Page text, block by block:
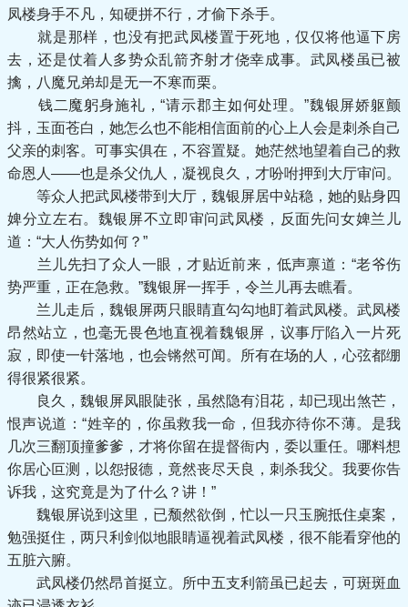
凤楼身手不凡，知硬拼不行，才偷下杀手。
就是那样，也没有把武凤楼置于死地，仅仅将他逼下房
去，还是仗着人多势众乱箭齐射才侥幸成事。武凤楼虽已被
擒，八魔兄弟却是无一不寒而栗。
钱二魔躬身施礼，“请示郡主如何处理。”魏银屏娇躯颤
抖，玉面苍白，她怎么也不能相信面前的心上人会是刺杀自己
父亲的刺客。可事实俱在，不容置疑。她茫然地望着自己的救
命恩人——也是杀父仇人，凝视良久，才吩咐押到大厅审问。
等众人把武凤楼带到大厅，魏银屏居中站稳，她的贴身四
婢分立左右。魏银屏不立即审问武凤楼，反面先问女婢兰儿
道：“大人伤势如何？”
兰儿先扫了众人一眼，才贴近前来，低声禀道：“老爷伤
势严重，正在急救。”魏银屏一挥手，令兰儿再去瞧看。
兰儿走后，魏银屏两只眼睛直勾勾地盯着武凤楼。武凤楼
昂然站立，也毫无畏色地直视着魏银屏，议事厅陷入一片死
寂，即使一针落地，也会锵然可闻。所有在场的人，心弦都绷
得很紧很紧。
良久，魏银屏凤眼陡张，虽然隐有泪花，却已现出煞芒，
恨声说道：“姓辛的，你虽救我一命，但我亦待你不薄。是我
几次三翻顶撞爹爹，才将你留在提督衙内，委以重任。哪料想
你居心叵测，以怨报德，竟然丧尽天良，刺杀我父。我要你告
诉我，这究竟是为了什么？讲！”
魏银屏说到这里，已颓然欲倒，忙以一只玉腕抵住桌案，
勉强挺住，两只利剑似地眼睛逼视着武凤楼，很不能看穿他的
五脏六腑。
武凤楼仍然昂首挺立。所中五支利箭虽已起去，可斑斑血